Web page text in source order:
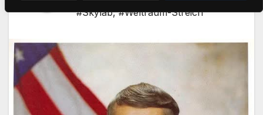
#Skylab,#Weltraum-Streich